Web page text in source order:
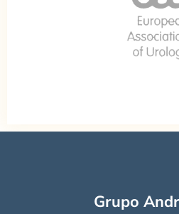
Grupo